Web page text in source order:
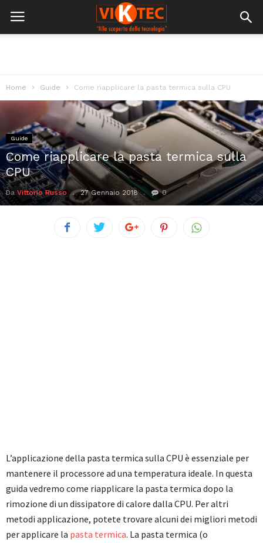
Home Guide Come riapplicare la pasta termica sulla CPU
Guide
Come riapplicare la pasta termica sulla
CPU
Da Vittorio Russo 27 Gennaio 2018 0
L’applicazione della pasta termica sulla CPU è essenziale per
mantenere il processore ad una temperatura ideale. In questa
guida vedremo come riapplicare la pasta termica dopo la
rimozione di un dissipatore di calore dalla CPU. Per altri
metodi applicazione, potete trovare alcuni dei migliori metodi
per applicare la pasta termica. La pasta termica (o